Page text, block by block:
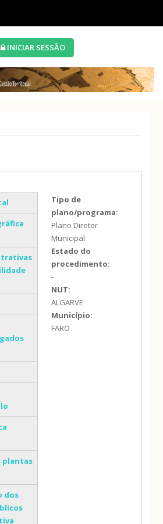
INICIAR SESSÃO
plantas
dos
Tipo de
plano/programa:
Plano Diretor
Municipal
Estado do
procedimento:
-
NUT:
ALGARVE
Município:
FARO